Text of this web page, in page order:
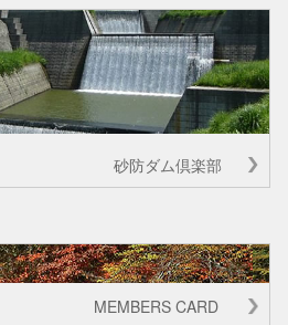
砂防ダム倶楽部
MEMBERS CARD